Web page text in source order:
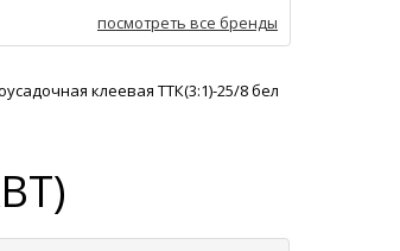
посмотреть все бренды
клеевая ТТК(3:1)-25/8 бел